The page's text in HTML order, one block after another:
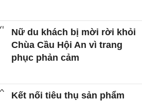
Nữ du khách bị mời rời khỏi
Chùa Cầu Hội An vì trang
phục phản cảm
Kết nối tiêu thụ sản phẩm